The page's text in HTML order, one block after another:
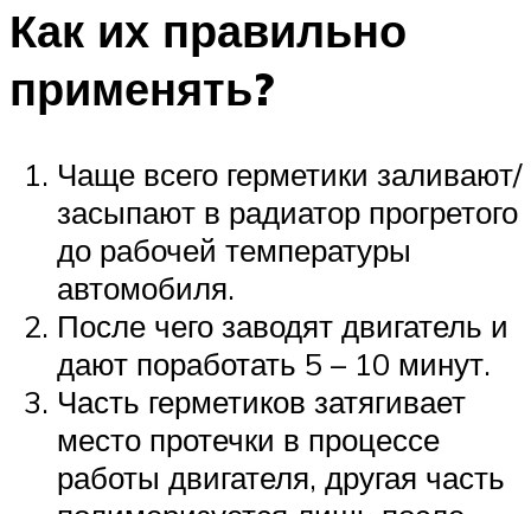
Как их правильно
применять?
Чаще всего герметики заливают/
засыпают в радиатор прогретого
до рабочей температуры
автомобиля.
После чего заводят двигатель и
дают поработать 5 – 10 минут.
Часть герметиков затягивает
место протечки в процессе
работы двигателя, другая часть